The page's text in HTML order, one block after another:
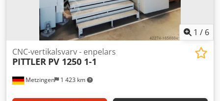
1 / 6
Metzingen 1 423 km
CNC-vertikalsvarv - enpelars
PITTLER PV 1250 1-1